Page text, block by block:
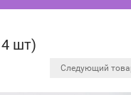
шт)
Следующий